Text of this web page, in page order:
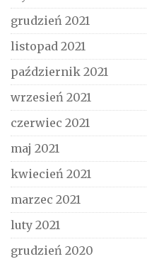
grudzień 2021
listopad 2021
październik 2021
wrzesień 2021
czerwiec 2021
maj 2021
kwiecień 2021
marzec 2021
luty 2021
grudzień 2020